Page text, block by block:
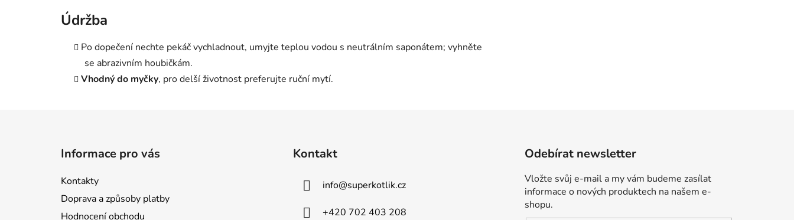
Údržba
Po dopečení nechte pekáč vychladnout, umyjte teplou vodou s neutrálním saponátem; vyhněte
se abrazivním houbičkám.
Vhodný do myčky, pro delší životnost preferujte ruční mytí.
Informace pro vás
Kontakty
Doprava a způsoby platby
Hodnocení obchodu
Kontakt
info@superkotlik.cz
+420 702 403 208
Odebírat newsletter
Vložte svůj e-mail a my vám budeme zasílat
informace o nových produktech na našem e-
shopu.